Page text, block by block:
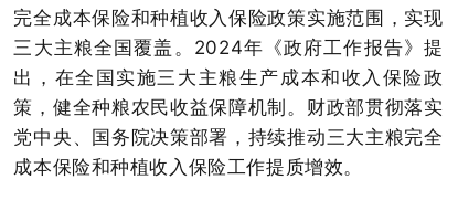
完全成本保险和种植收入保险政策实施范围，实现
三大主粮全国覆盖。2024年《政府工作报告》提
出，在全国实施三大主粮生产成本和收入保险政
策，健全种粮农民收益保障机制。财政部贯彻落实
党中央、国务院决策部署，持续推动三大主粮完全
成本保险和种植收入保险工作提质增效。